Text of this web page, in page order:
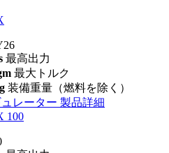
最高出力
最大トルク
装備重量（燃料を除く）
レーター 製品詳細
100